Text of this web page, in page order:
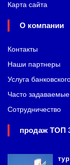
Карта сайта
О компании
Контакты
Наши партнеры
Услуга
Часто
Сотрудничество
продаж ТОП